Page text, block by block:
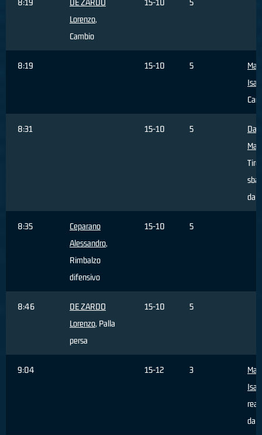
Lorenzo,
Cambio
8:19 15-10 5
8:31 15-10 5
Da
Tiro
8:35
Ceparano
Alessandro,
Rimbalzo
difensivo
15-10 5
8:46
DE ZARDO
Lorenzo, Palla
persa
15-10 5
9:04 15-12 3